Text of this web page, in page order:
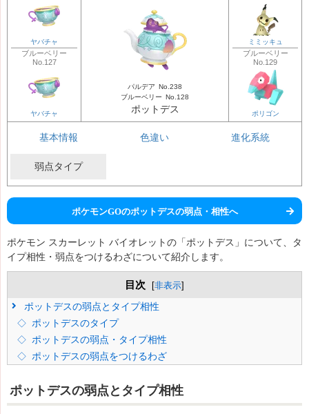
ヤバチャ
ブルーベリー
No.127
ヤバチャ
パルデア No.238
ブルーベリー No.128
ポットデス
ミミッキュ
ブルーベリー
No.129
ポリゴン
基本情報 色違い 進化系統
弱点タイプ
ポケモンGOのポットデスの弱点・相性へ
ポケモン スカーレット バイオレットの「ポットデス」について、タ
イプ相性・弱点をつけるわざについて紹介します。
目次 [非表示]
ポットデスの弱点とタイプ相性
ポットデスのタイプ
ポットデスの弱点・タイプ相性
ポットデスの弱点をつけるわざ
ポットデスの弱点とタイプ相性